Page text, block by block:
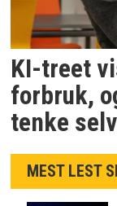
KI-treet
forbruk,
tenke
MEST LEST